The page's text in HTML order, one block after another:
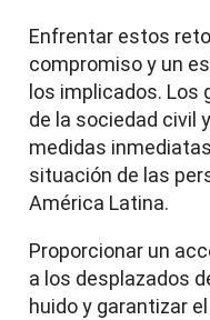
Enfrentar estos
compromiso y un
los implicados. Los
de la sociedad civil
medidas
situación de las
América Latina.
Proporcionar un
a los desplazados
huido y garantizar